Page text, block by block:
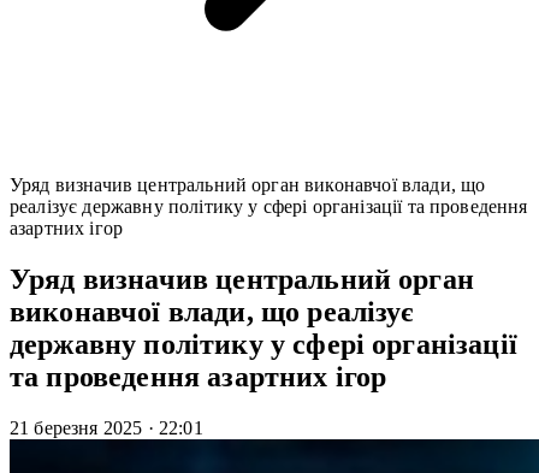
Уряд визначив центральний орган виконавчої влади, що
реалізує державну політику у сфері організації та проведення
азартних ігор
Уряд визначив центральний орган
виконавчої влади, що реалізує
державну політику у сфері організації
та проведення азартних ігор
21 березня 2025 · 22:01